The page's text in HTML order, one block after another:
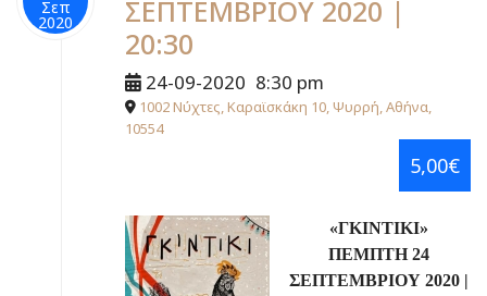
Σεπ
2020
ΣΕΠΤΕΜΒΡΙΟΥ 2020 |
20:30
24-09-2020 8:30 pm
1002 Νύχτες, Καραϊσκάκη 10, Ψυρρή, Αθήνα,
10554
5,00€
«ΓΚΙΝΤΙΚΙ»
ΠΕΜΠΤΗ 24
ΣΕΠΤΕΜΒΡΙΟΥ 2020 |